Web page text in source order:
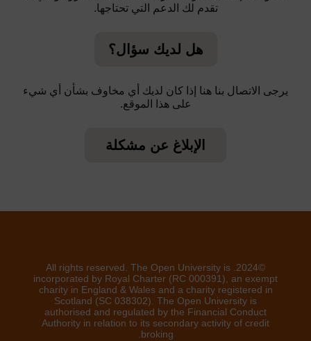
تقدم لك الدعم التي تحتاجها.
هل لديك سؤال؟
يرجى الاتصال بنا هنا إذا كان لديك أي مخاوف بشأن أي شيء
على هذا الموقع.
الإبلاغ عن مشكلة
©2024. All rights reserved. The Open University is
incorporated by Royal Charter (RC 000391), an exempt
charity in England & Wales and a charity registered in
Scotland (SC 038302). The Open University is
authorised and regulated by the Financial Conduct
Authority in relation to its secondary activity of credit
broking.